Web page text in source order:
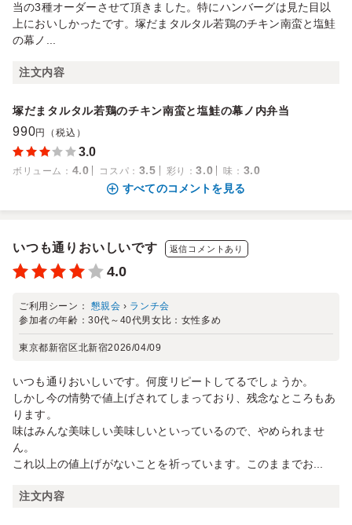
当の3種オーダーさせて頂きました。特にハンバーグは見た目以
上においしかったです。塚だまタルタル若鶏のチキン南蛮と塩鮭
の幕ノ...
注文内容
塚だまタルタル若鶏のチキン南蛮と塩鮭の幕ノ内弁当
990円（税込）
3.0
ボリューム ： 4.0 コスパ ： 3.5 彩り ：3.0 味 ： 3.0
すべてのコメントを見る
いつも通りおいしいです 返信コメントあり
4.0
ご利用シーン： 懇親会 › ランチ会
参加者の年齢：30代～40代男女比： 女性多め
東京都新宿区北新宿2026/04/09
いつも通りおいしいです。何度リピートしてるでしょうか。
しかし今の情勢で値上げされてしまっており、残念なところもあ
ります。
味はみんな美味しい美味しいといっているので、やめられませ
ん。
これ以上の値上げがないことを祈っています。このままでお...
注文内容